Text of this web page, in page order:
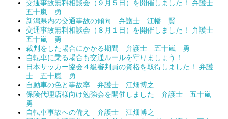
交通事故無料相談会（９月５日）を開催しました！ 弁護士
五十嵐 勇
新潟県内の交通事故の傾向 弁護士 江幡 賢
交通事故無料相談会（８月１日）を開催しました！ 弁護士
五十嵐 勇
裁判をした場合にかかる期間 弁護士 五十嵐 勇
自転車に乗る場合も交通ルールを守りましょう！
日本サッカー協会４級審判員の資格を取得しました！ 弁護
士 五十嵐 勇
自動車の色と事故率 弁護士 江畑博之
保険代理店様向け勉強会を開催しました 弁護士 五十嵐
勇
自転車事故への備え 弁護士 江畑博之